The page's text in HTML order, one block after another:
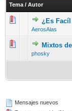
Tema / Autor
¿Es
AerosAlas
Mixtos
phosky
Mensajes nuevos